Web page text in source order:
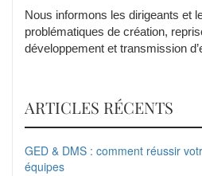
Nous informons les dirigeants et
problématiques de création,
développement et transmission
ARTICLES RÉCENTS
GED & DMS : comment réussir
équipes